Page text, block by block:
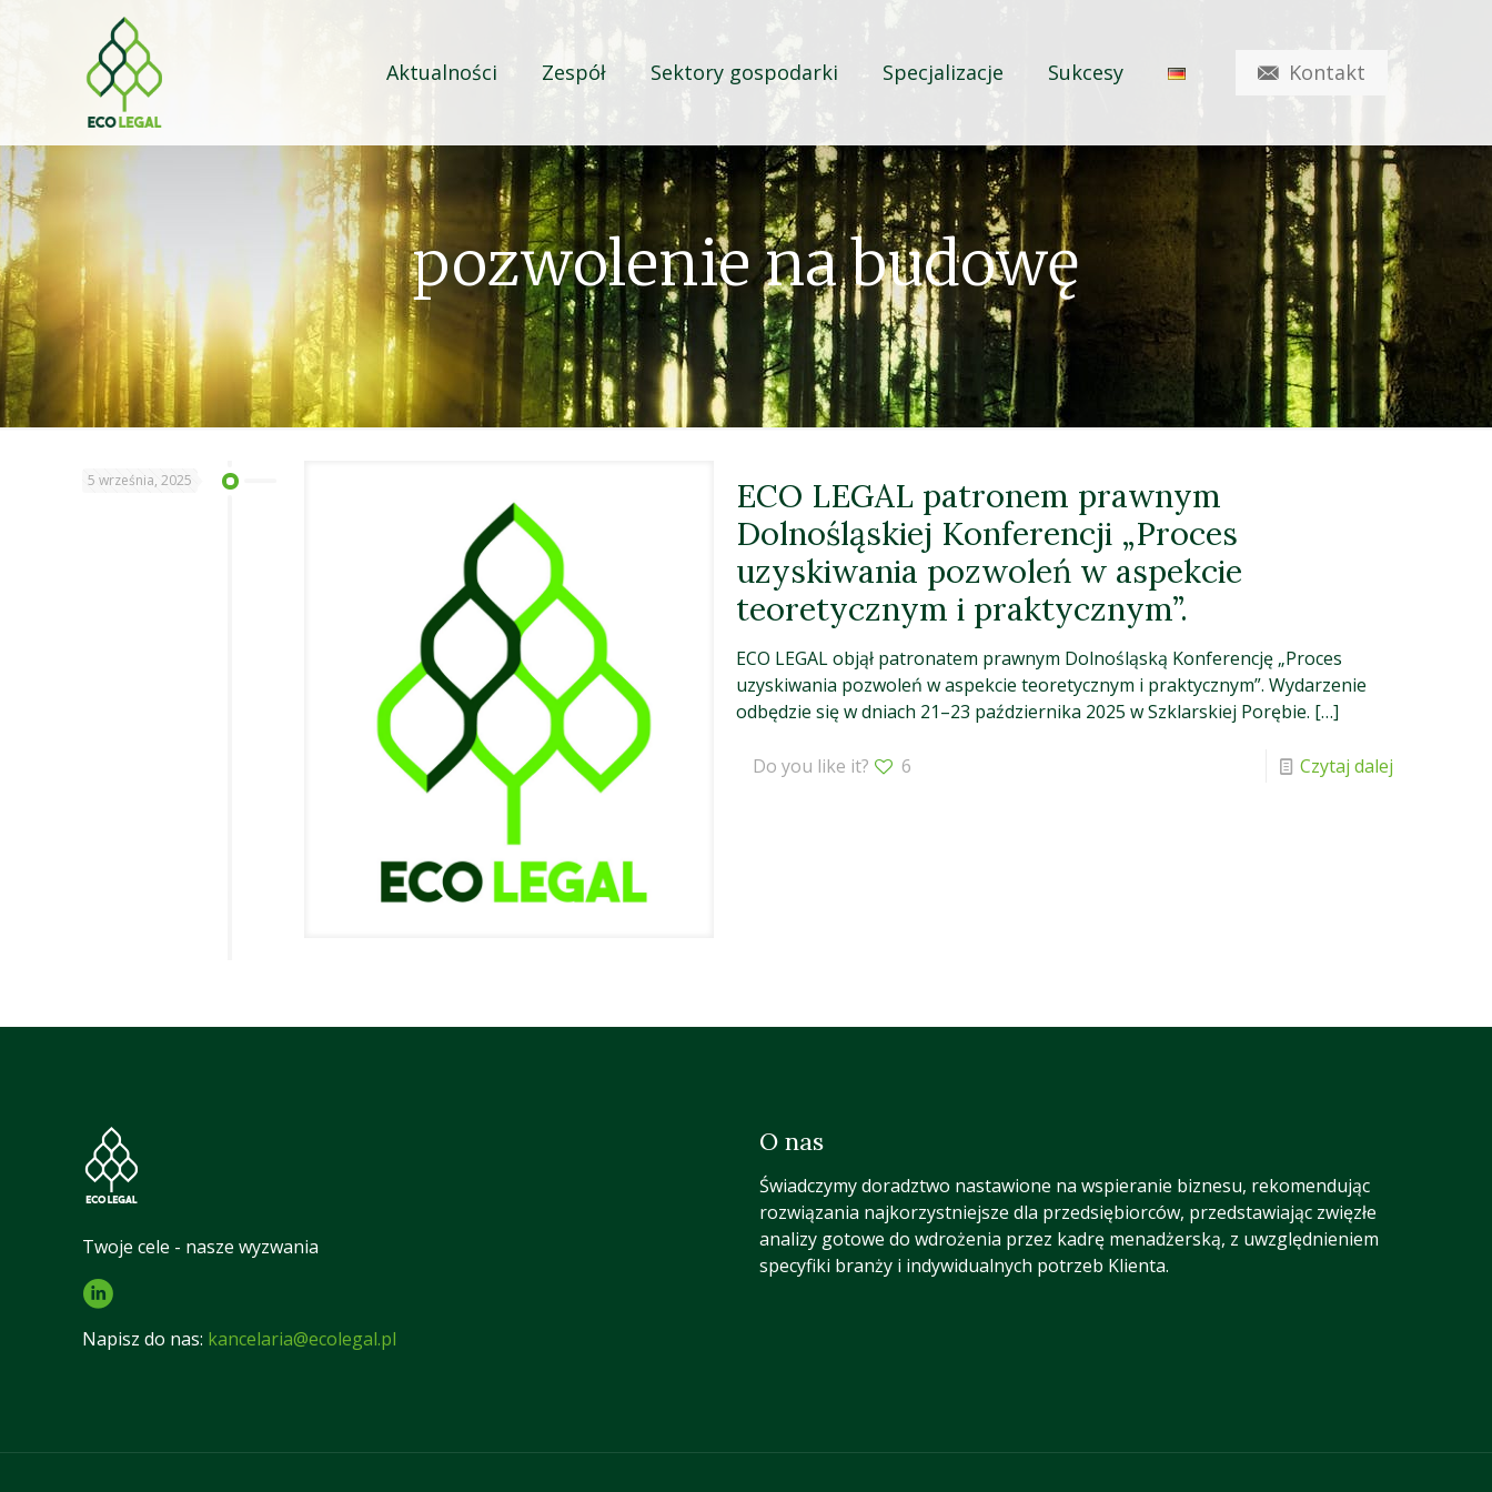
Aktualności Zespół Sektory gospodarki Specjalizacje Sukcesy Kontakt
pozwolenie na budowę
5 września, 2025
ECO LEGAL patronem prawnym
Dolnośląskiej Konferencji „Proces
uzyskiwania pozwoleń w aspekcie
teoretycznym i praktycznym”.
ECO LEGAL objął patronatem prawnym Dolnośląską Konferencję „Proces
uzyskiwania pozwoleń w aspekcie teoretycznym i praktycznym”. Wydarzenie
odbędzie się w dniach 21–23 października 2025 w Szklarskiej Porębie. […]
Do you like it? 6 Czytaj dalej
Twoje cele - nasze wyzwania
Napisz do nas: kancelaria@ecolegal.pl
O nas
Świadczymy doradztwo nastawione na wspieranie biznesu, rekomendując
rozwiązania najkorzystniejsze dla przedsiębiorców, przedstawiając zwięzłe
analizy gotowe do wdrożenia przez kadrę menadżerską, z uwzględnieniem
specyfiki branży i indywidualnych potrzeb Klienta.